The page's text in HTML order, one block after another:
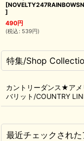
[
]
490円
(税込 : 539円)
特集/Shop
カントリーダンス★アメ
バリット/COUNTRY
最近チェックされ